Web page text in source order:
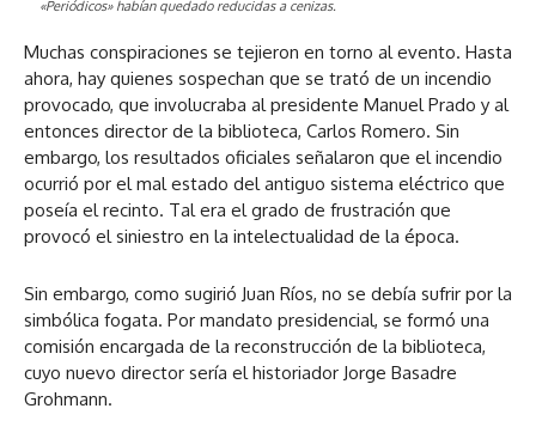
«Periódicos» habían quedado reducidas a cenizas.
Muchas conspiraciones se tejieron en torno al evento. Hasta
ahora, hay quienes sospechan que se trató de un incendio
provocado, que involucraba al presidente Manuel Prado y al
entonces director de la biblioteca, Carlos Romero. Sin
embargo, los resultados oficiales señalaron que el incendio
ocurrió por el mal estado del antiguo sistema eléctrico que
poseía el recinto. Tal era el grado de frustración que
provocó el siniestro en la intelectualidad de la época.
Sin embargo, como sugirió Juan Ríos, no se debía sufrir por la
simbólica fogata. Por mandato presidencial, se formó una
comisión encargada de la reconstrucción de la biblioteca,
cuyo nuevo director sería el historiador Jorge Basadre
Grohmann.